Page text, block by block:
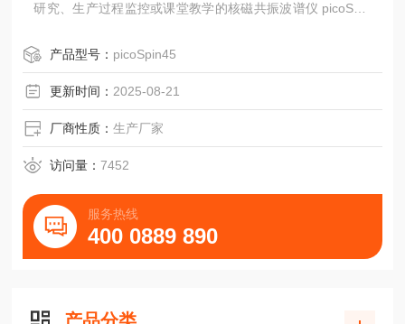
研究、生产过程监控或课堂教学的核磁共振波谱仪 picoSpin
部分且其操作无需专业知识或培训，是化学仪器领域的真正
突破。 经前面板接头将液体样品简单地注入到内部毛细管
中，且只需注入 30 微升样品即可得到核磁共振谱图。
产品型号： picoSpin45
更新时间： 2025-08-21
厂商性质：生产厂家
访问量：7452
服务热线
400 0889 890